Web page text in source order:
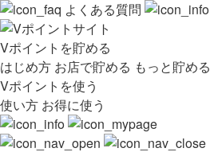
よくある質問
Vポイントを貯める
はじめ方 お店で貯める もっと貯める
Vポイントを使う
使い方 お得に使う